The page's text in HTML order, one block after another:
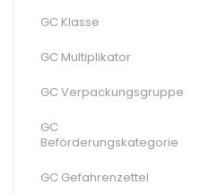
GC Klasse
GC Multiplikator
GC Verpackungsgruppe
GC
Beförderungskategorie
GC Gefahrenzettel